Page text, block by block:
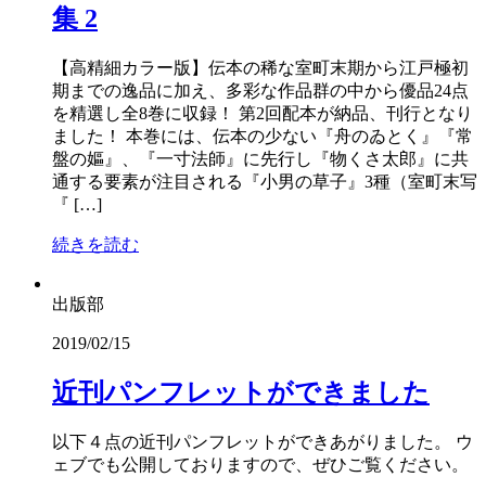
集 2
【高精細カラー版】伝本の稀な室町末期から江戸極初
期までの逸品に加え、多彩な作品群の中から優品24点
を精選し全8巻に収録！ 第2回配本が納品、刊行となり
ました！ 本巻には、伝本の少ない『舟のゐとく』『常
盤の嫗』、『一寸法師』に先行し『物くさ太郎』に共
通する要素が注目される『小男の草子』3種（室町末写
『 […]
続きを読む
出版部
2019/02/15
近刊パンフレットができました
以下４点の近刊パンフレットができあがりました。 ウ
ェブでも公開しておりますので、ぜひご覧ください。